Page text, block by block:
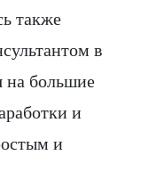
также
в
на большие
и
и